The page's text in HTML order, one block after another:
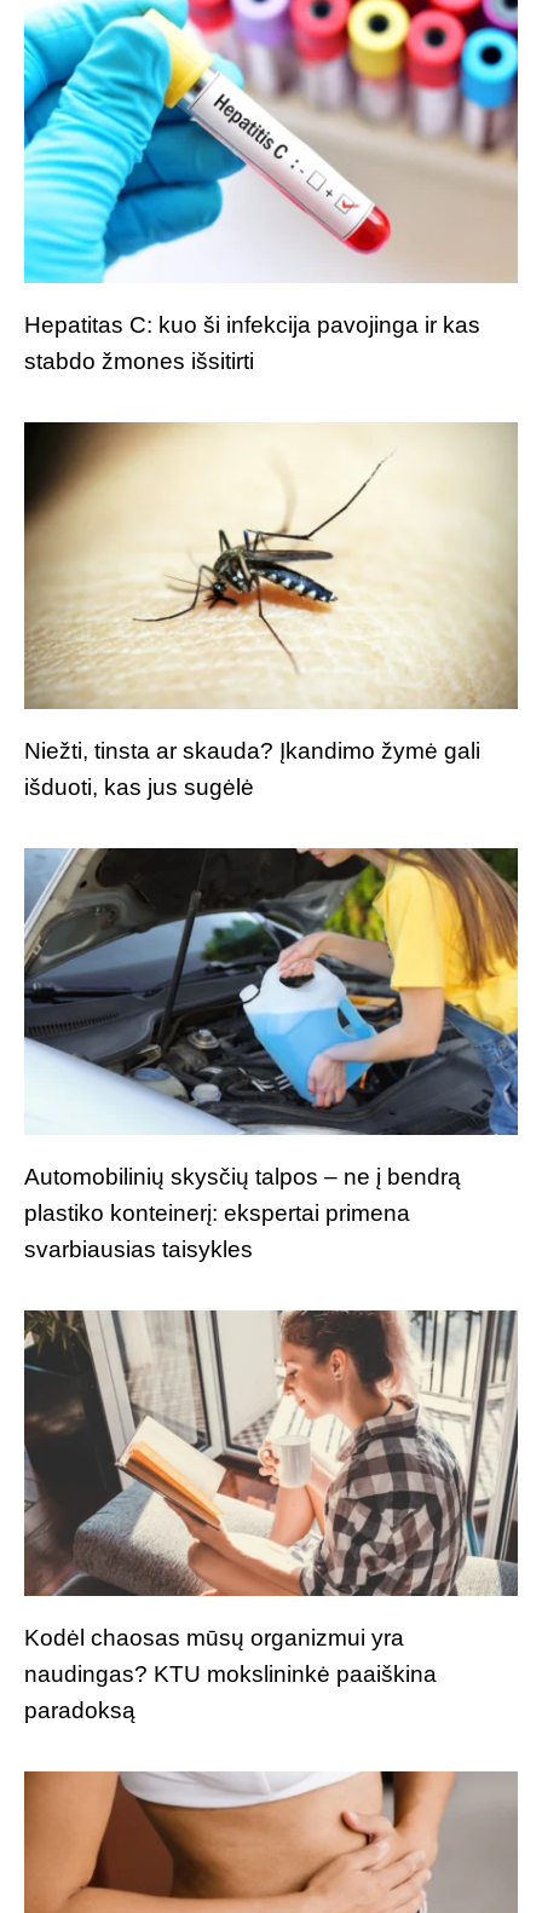
Hepatitas C: kuo ši infekcija pavojinga ir kas
stabdo žmones išsitirti
Niežti, tinsta ar skauda? Įkandimo žymė gali
išduoti, kas jus sugėlė
Automobilinių skysčių talpos – ne į bendrą
plastiko konteinerį: ekspertai primena
svarbiausias taisykles
Kodėl chaosas mūsų organizmui yra
naudingas? KTU mokslininkė paaiškina
paradoksą